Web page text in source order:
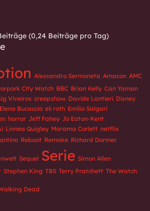
(0,24 Beiträge pro Tag)
Alessandro Sermoneta Amazon AMC
City Watch BBC Brian Kelly Can Yaman
Viveiros creepshow Davide Lantieri Disney
Elena Bucaccio eli roth Emilio Salgari
horror Jeff Fahey Jo Eaton-Kent
Linnea Quigley Marama Corlett netflix
Reboot Remake Richard Dormer
Sequel Serie Simon Allen
Stephen King TBS Terry Pratchett The Watch
Dead